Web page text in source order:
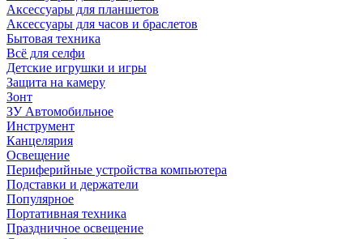
Аксессуары для планшетов
Аксессуары для часов и браслетов
Бытовая техника
Всё для селфи
Детские игрушки и игры
Защита на камеру
Зонт
ЗУ Автомобильное
Инструмент
Канцелярия
Освещение
Периферийные устройства компьютера
Подставки и держатели
Популярное
Портативная техника
Праздничное освещение